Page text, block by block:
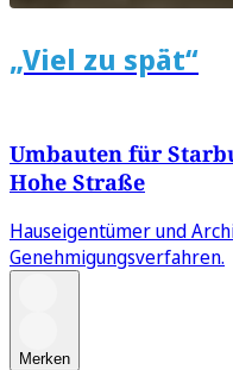
„Viel zu spät“
Umbauten für
Hohe Straße
Hauseigentümer und
Genehmigungsverfahren.
Merken